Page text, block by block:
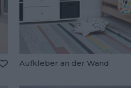
Aufkleber an der Wand